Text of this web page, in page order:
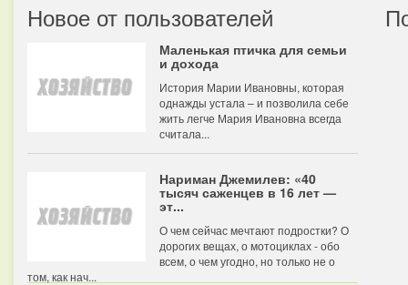
Новое от пользователей
Маленькая птичка для семьи
и дохода
История Марии Ивановны, которая
однажды устала – и позволила себе
жить легче Мария Ивановна всегда
считала...
Нариман Джемилев: «40
тысяч саженцев в 16 лет —
эт...
О чем сейчас мечтают подростки? О
дорогих вещах, о мотоциклах - обо
всем, о чем угодно, но только не о
том, как нач...